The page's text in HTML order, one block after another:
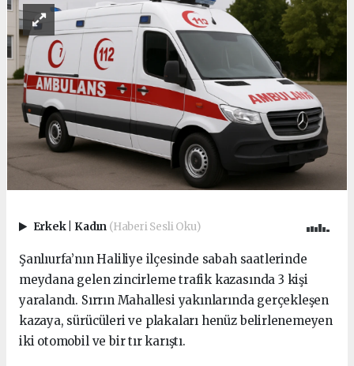
Erkek Kadın (Haberi Sesli Oku)
Şanlıurfa’nın Haliliye ilçesinde sabah saatlerinde
meydana gelen zincirleme trafik kazasında 3 kişi
yaralandı. Sırrın Mahallesi yakınlarında gerçekleşen
kazaya, sürücüleri ve plakaları henüz belirlenemeyen
iki otomobil ve bir tır karıştı.